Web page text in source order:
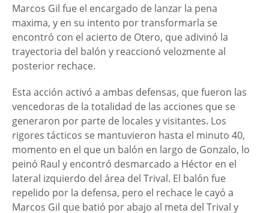
Marcos Gil fue el encargado de lanzar la pena
maxima, y en su intento por transformarla se
encontró con el acierto de Otero, que adivinó la
trayectoria del balón y reaccionó velozmente al
posterior rechace.
Esta acción activó a ambas defensas, que fueron las
vencedoras de la totalidad de las acciones que se
generaron por parte de locales y visitantes. Los
rigores tácticos se mantuvieron hasta el minuto 40,
momento en el que un balón en largo de Gonzalo, lo
peinó Raul y encontró desmarcado a Héctor en el
lateral izquierdo del área del Trival. El balón fue
repelido por la defensa, pero el rechace le cayó a
Marcos Gil que batió por abajo al meta del Trival y